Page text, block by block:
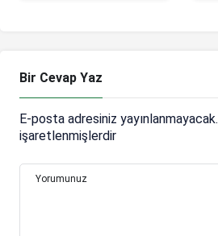
Bir Cevap Yaz
E-posta adresiniz yayınlanmayacak.
işaretlenmişlerdir
Yorumunuz